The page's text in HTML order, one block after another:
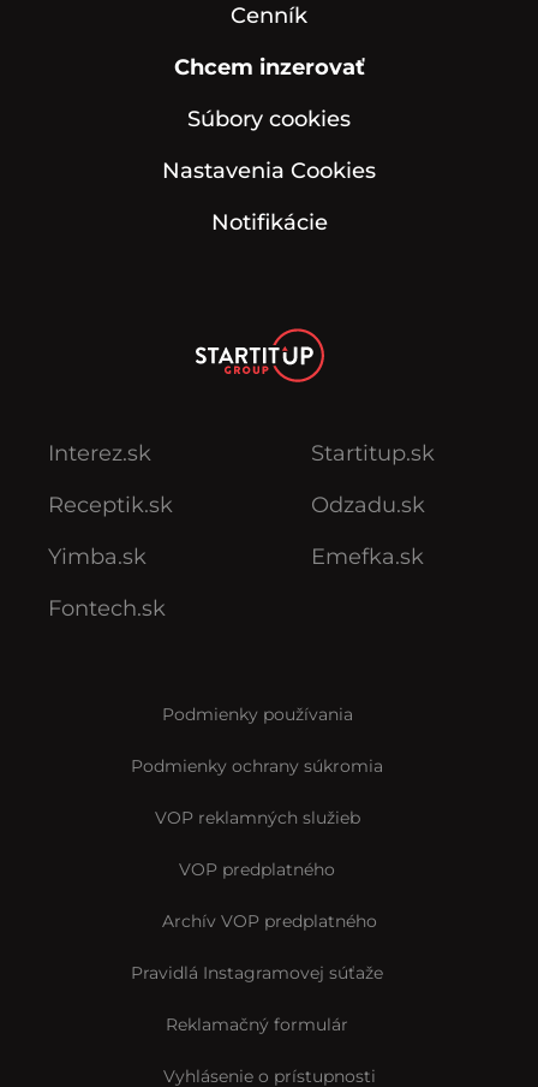
Cenník
Chcem inzerovať
Súbory cookies
Nastavenia Cookies
Notifikácie
Interez.sk
Receptik.sk
Yimba.sk
Fontech.sk
Startitup.sk
Odzadu.sk
Emefka.sk
Podmienky používania
Podmienky ochrany súkromia
VOP reklamných služieb
VOP predplatného
Archív VOP predplatného
Pravidlá Instagramovej súťaže
Reklamačný formulár
Vyhlásenie o prístupnosti